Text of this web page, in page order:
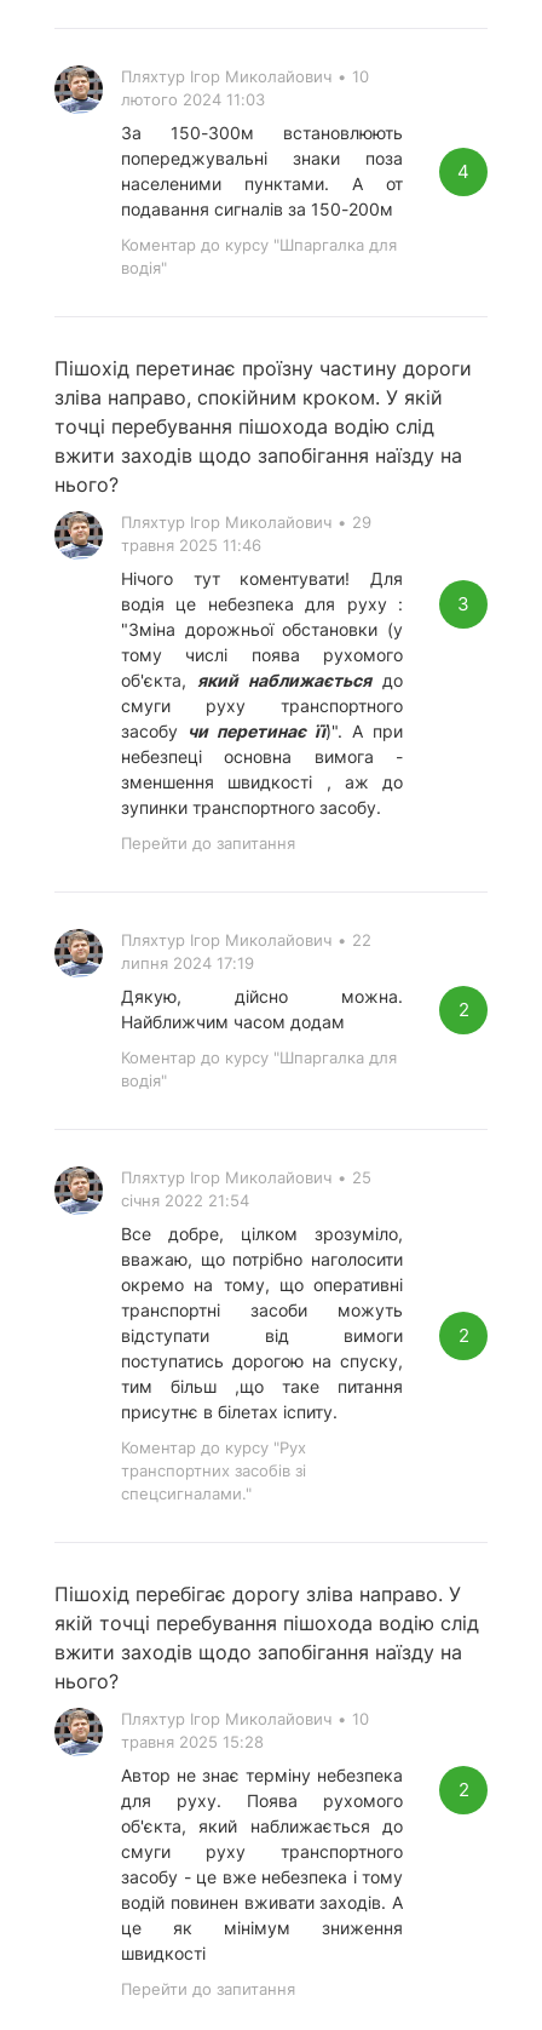
Пляхтур Ігор Миколайович • 10
лютого 2024 11:03
За 150-300м встановлюють
попереджувальні знаки поза
населеними пунктами. А от
подавання сигналів за 150-200м
Коментар до курсу "Шпаргалка для
водія"
4
Пішохід перетинає проїзну частину дороги
зліва направо, спокійним кроком. У якій
точці перебування пішохода водію слід
вжити заходів щодо запобігання наїзду на
нього?
Пляхтур Ігор Миколайович • 29
травня 2025 11:46
Нічого тут коментувати! Для
водія це небезпека для руху :
"Зміна дорожньої обстановки (у
тому числі поява рухомого
об'єкта, який наближаєтьсядо
смуги руху транспортного
засобу чи перетинає її)". А при
небезпеці основна вимога -
зменшення швидкості , аж до
зупинки транспортного засобу.
Перейти до запитання
3
Пляхтур Ігор Миколайович • 22
липня 2024 17:19
Дякую, дійсно можна.
Найближчим часом додам
Коментар до курсу "Шпаргалка для
водія"
2
Пляхтур Ігор Миколайович • 25
січня 2022 21:54
Все добре, цілком зрозуміло,
вважаю, що потрібно наголосити
окремо на тому, що оперативні
транспортні засоби можуть
відступати від вимоги
поступатись дорогою на спуску,
тим більш ,що таке питання
присутнє в білетах іспиту.
Коментар до курсу "Рух
транспортних засобів зі
спецсигналами."
2
Пішохід перебігає дорогу зліва направо. У
якій точці перебування пішохода водію слід
вжити заходів щодо запобігання наїзду на
нього?
Пляхтур Ігор Миколайович • 10
травня 2025 15:28
Автор не знає терміну небезпека
для руху. Поява рухомого
об'єкта, який наближається до
смуги руху транспортного
засобу - це вже небезпека і тому
водій повинен вживати заходів. А
це як мінімум зниження
швидкості
Перейти до запитання
2